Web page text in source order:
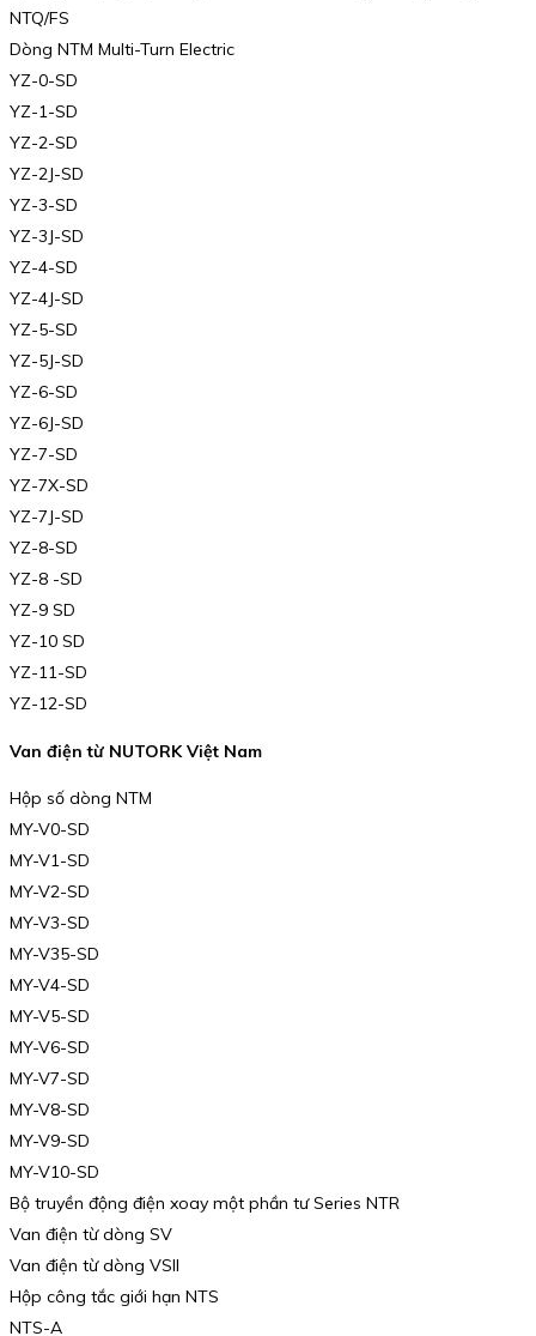
NTQ/FS
Dòng NTM Multi-Turn Electric
YZ-0-SD
YZ-1-SD
YZ-2-SD
YZ-2J-SD
YZ-3-SD
YZ-3J-SD
YZ-4-SD
YZ-4J-SD
YZ-5-SD
YZ-5J-SD
YZ-6-SD
YZ-6J-SD
YZ-7-SD
YZ-7X-SD
YZ-7J-SD
YZ-8-SD
YZ-8 -SD
YZ-9 SD
YZ-10 SD
YZ-11-SD
YZ-12-SD
Van điện từ NUTORK Việt Nam
Hộp số dòng NTM
MY-V0-SD
MY-V1-SD
MY-V2-SD
MY-V3-SD
MY-V35-SD
MY-V4-SD
MY-V5-SD
MY-V6-SD
MY-V7-SD
MY-V8-SD
MY-V9-SD
MY-V10-SD
Bộ truyền động điện xoay một phần tư Series NTR
Van điện từ dòng SV
Van điện từ dòng VSII
Hộp công tắc giới hạn NTS
NTS-A